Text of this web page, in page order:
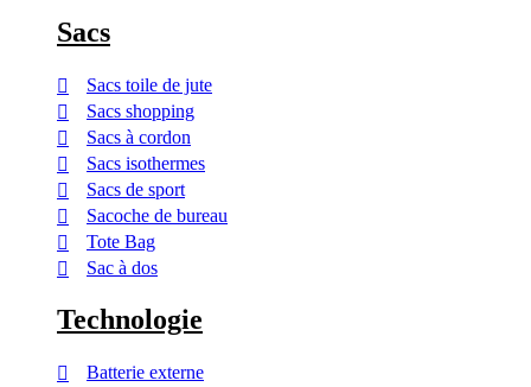
Sacs
Sacs toile de jute
Sacs shopping
Sacs à cordon
Sacs isothermes
Sacs de sport
Sacoche de bureau
Tote Bag
Sac à dos
Technologie
Batterie externe